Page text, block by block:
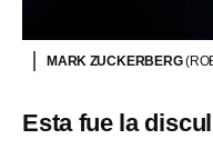
MARK ZUCKERBERG
Esta fue la